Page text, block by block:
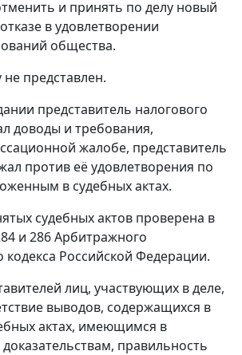
и принять по делу новый
в удовлетворении
общества.
представлен.
представитель налогового
доводы и требования,
жалобе, представитель
против её удовлетворения по
в судебных актах.
судебных актов проверена в
и 286Арбитражного
кодекса Российской Федерации.
лиц, участвующих в деле,
выводов, содержащихся в
актах, имеющимся в
правильность